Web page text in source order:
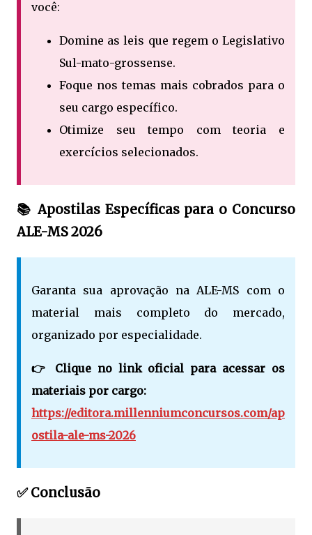
você:
Domine as leis que regem o Legislativo
Sul-mato-grossense.
Foque nos temas mais cobrados para o
seu cargo específico.
Otimize seu tempo com teoria e
exercícios selecionados.
📚 Apostilas Específicas para o Concurso
ALE-MS 2026
Garanta sua aprovação na ALE-MS com o
material mais completo do mercado,
organizado por especialidade.
👉 Clique no link oficial para acessar os
materiais por cargo:
https://editora.millenniumconcursos.com/ap
ostila-ale-ms-2026
✅ Conclusão